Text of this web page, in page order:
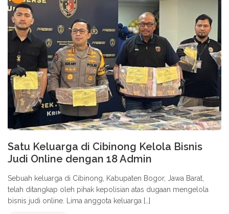
Satu Keluarga di Cibinong Kelola Bisnis
Judi Online dengan 18 Admin
Sebuah keluarga di Cibinong, Kabupaten Bogor, Jawa Barat,
telah ditangkap oleh pihak kepolisian atas dugaan mengelola
bisnis judi online. Lima anggota keluarga […]